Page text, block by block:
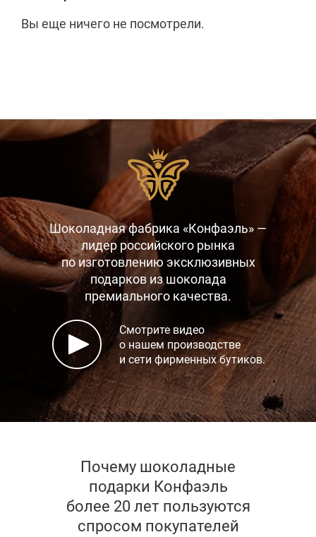
Вы еще ничего не посмотрели.
Шоколадная фабрика «Конфаэль» —
лидер российского рынка
по изготовлению эксклюзивных
подарков из шоколада
премиального качества.
Смотрите видео
о нашем производстве
и сети фирменных бутиков.
Почему шоколадные
подарки Конфаэль
более 20 лет пользуются
спросом покупателей